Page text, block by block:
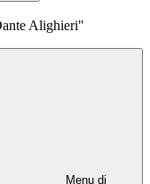
Alighieri"
Menu di